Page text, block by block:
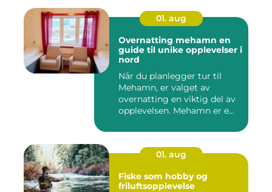
01. aug
Overnatting mehamn en
guide til unike opplevelser i
nord
Når du planlegger tur til
Mehamn, er valget av
overnatting en viktig del av
opplevelsen. Mehamn er e...
01. aug
Fiske som hobby og
friluftsopplevelse